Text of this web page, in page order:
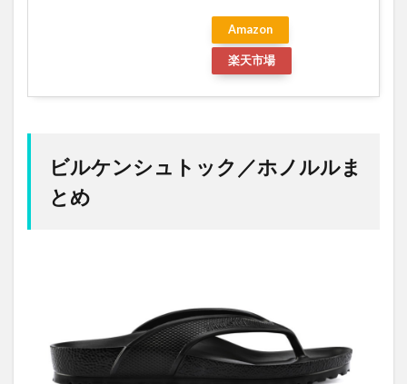
Amazon
楽天市場
ビルケンシュトック／ホノルルま
とめ